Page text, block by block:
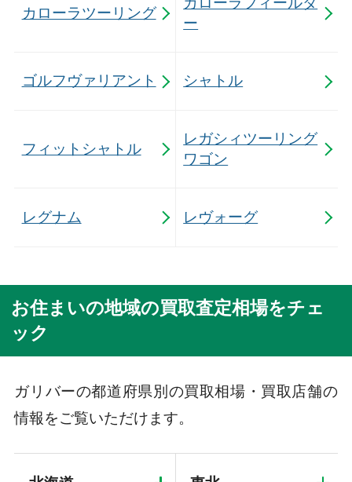
カローラツーリング
ー
ゴルフヴァリアント シャトル
フィットシャトル
レガシィツーリング
ワゴン
レグナム レヴォーグ
お住まいの地域の買取査定相場をチェ
ック
ガリバーの都道府県別の買取相場・買取店舗の
情報をご覧いただけます。